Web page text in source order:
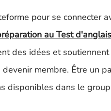
pour se connecter
au Test
des idées et
membre. Être un
disponibles dans le